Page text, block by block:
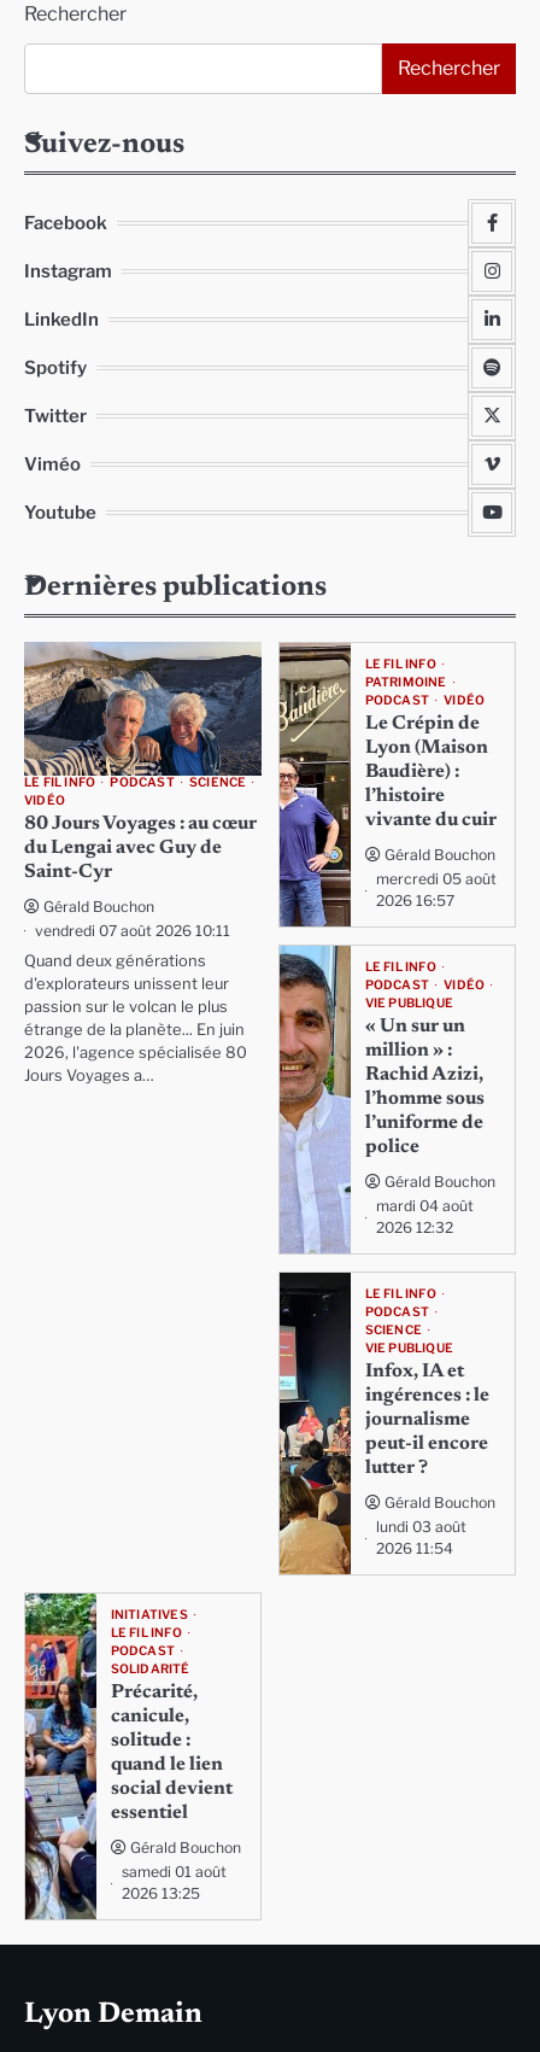
Rechercher
Rechercher
Suivez-nous
Facebook
Instagram
LinkedIn
Spotify
Twitter
Viméo
Youtube
Dernières publications
LE FIL INFO PODCAST
SCIENCE
VIDÉO
80 Jours Voyages : au cœur
du Lengai avec Guy de
Saint-Cyr
Gérald Bouchon
vendredi 07 août 2026 10:11
Quand deux générations
d'explorateurs unissent leur
passion sur le volcan le plus
étrange de la planète... En juin
2026, l'agence spécialisée 80
Jours Voyages a…
LE FIL INFO
PATRIMOINE
PODCAST
VIDÉO
Le Crépin de
Lyon (Maison
Baudière) :
l’histoire
vivante du cuir
Gérald Bouchon
mercredi 05 août
2026 16:57
LE FIL INFO
PODCAST
VIDÉO
VIE PUBLIQUE
« Un sur un
million » :
Rachid Azizi,
l’homme sous
l’uniforme de
police
Gérald Bouchon
mardi 04 août
2026 12:32
LE FIL INFO
PODCAST
SCIENCE
VIE PUBLIQUE
Infox, IA et
ingérences : le
journalisme
peut-il encore
lutter ?
Gérald Bouchon
lundi 03 août
2026 11:54
INITIATIVES
LE FIL INFO
PODCAST
SOLIDARITÉ
Précarité,
canicule,
solitude :
quand le lien
social devient
essentiel
Gérald Bouchon
samedi 01 août
2026 13:25
Lyon Demain